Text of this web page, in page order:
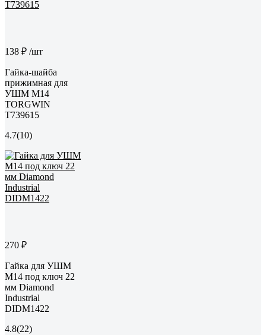
138 ₽ /шт
Гайка-шайба
прижимная для
УШМ М14
TORGWIN
T739615
4.7(10)
270 ₽
Гайка для УШМ
М14 под ключ 22
мм Diamond
Industrial
DIDM1422
4.8(22)